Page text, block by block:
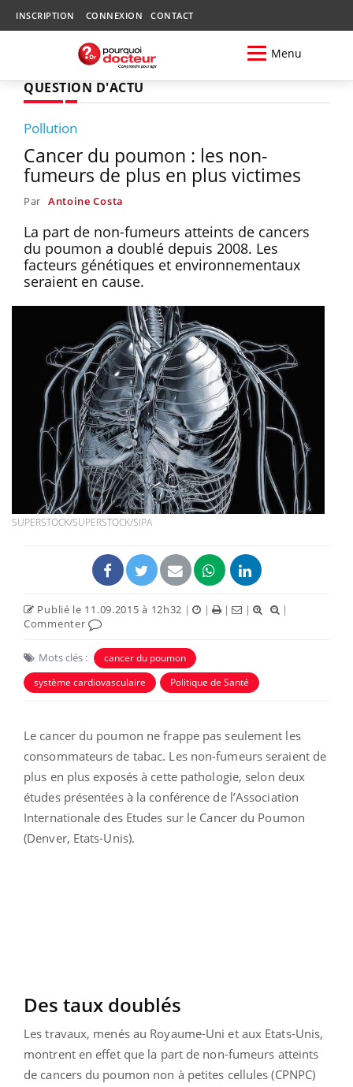
INSCRIPTION CONNEXION CONTACT
Menu
QUESTION D'ACTU
Pollution
Cancer du poumon : les non-
fumeurs de plus en plus victimes
Par Antoine Costa
La part de non-fumeurs atteints de cancers
du poumon a doublé depuis 2008. Les
facteurs génétiques et environnementaux
seraient en cause.
SUPERSTOCK/SUPERSTOCK/SIPA
Publié le 11.09.2015 à 12h32 | | | |
|
Commenter
Mots clés :
cancer du poumon
système cardiovasculaire
Politique de Santé
Le cancer du poumon ne frappe pas seulement les
consommateurs de tabac. Les non-fumeurs seraient de
plus en plus exposés à cette pathologie, selon deux
études présentées à la conférence de l’Association
Internationale des Etudes sur le Cancer du Poumon
(Denver, Etats-Unis).
Des taux doublés
Les travaux, menés au Royaume-Uni et aux Etats-Unis,
montrent en effet que la part de non-fumeurs atteints
de cancers du poumon non à petites cellules (CPNPC)